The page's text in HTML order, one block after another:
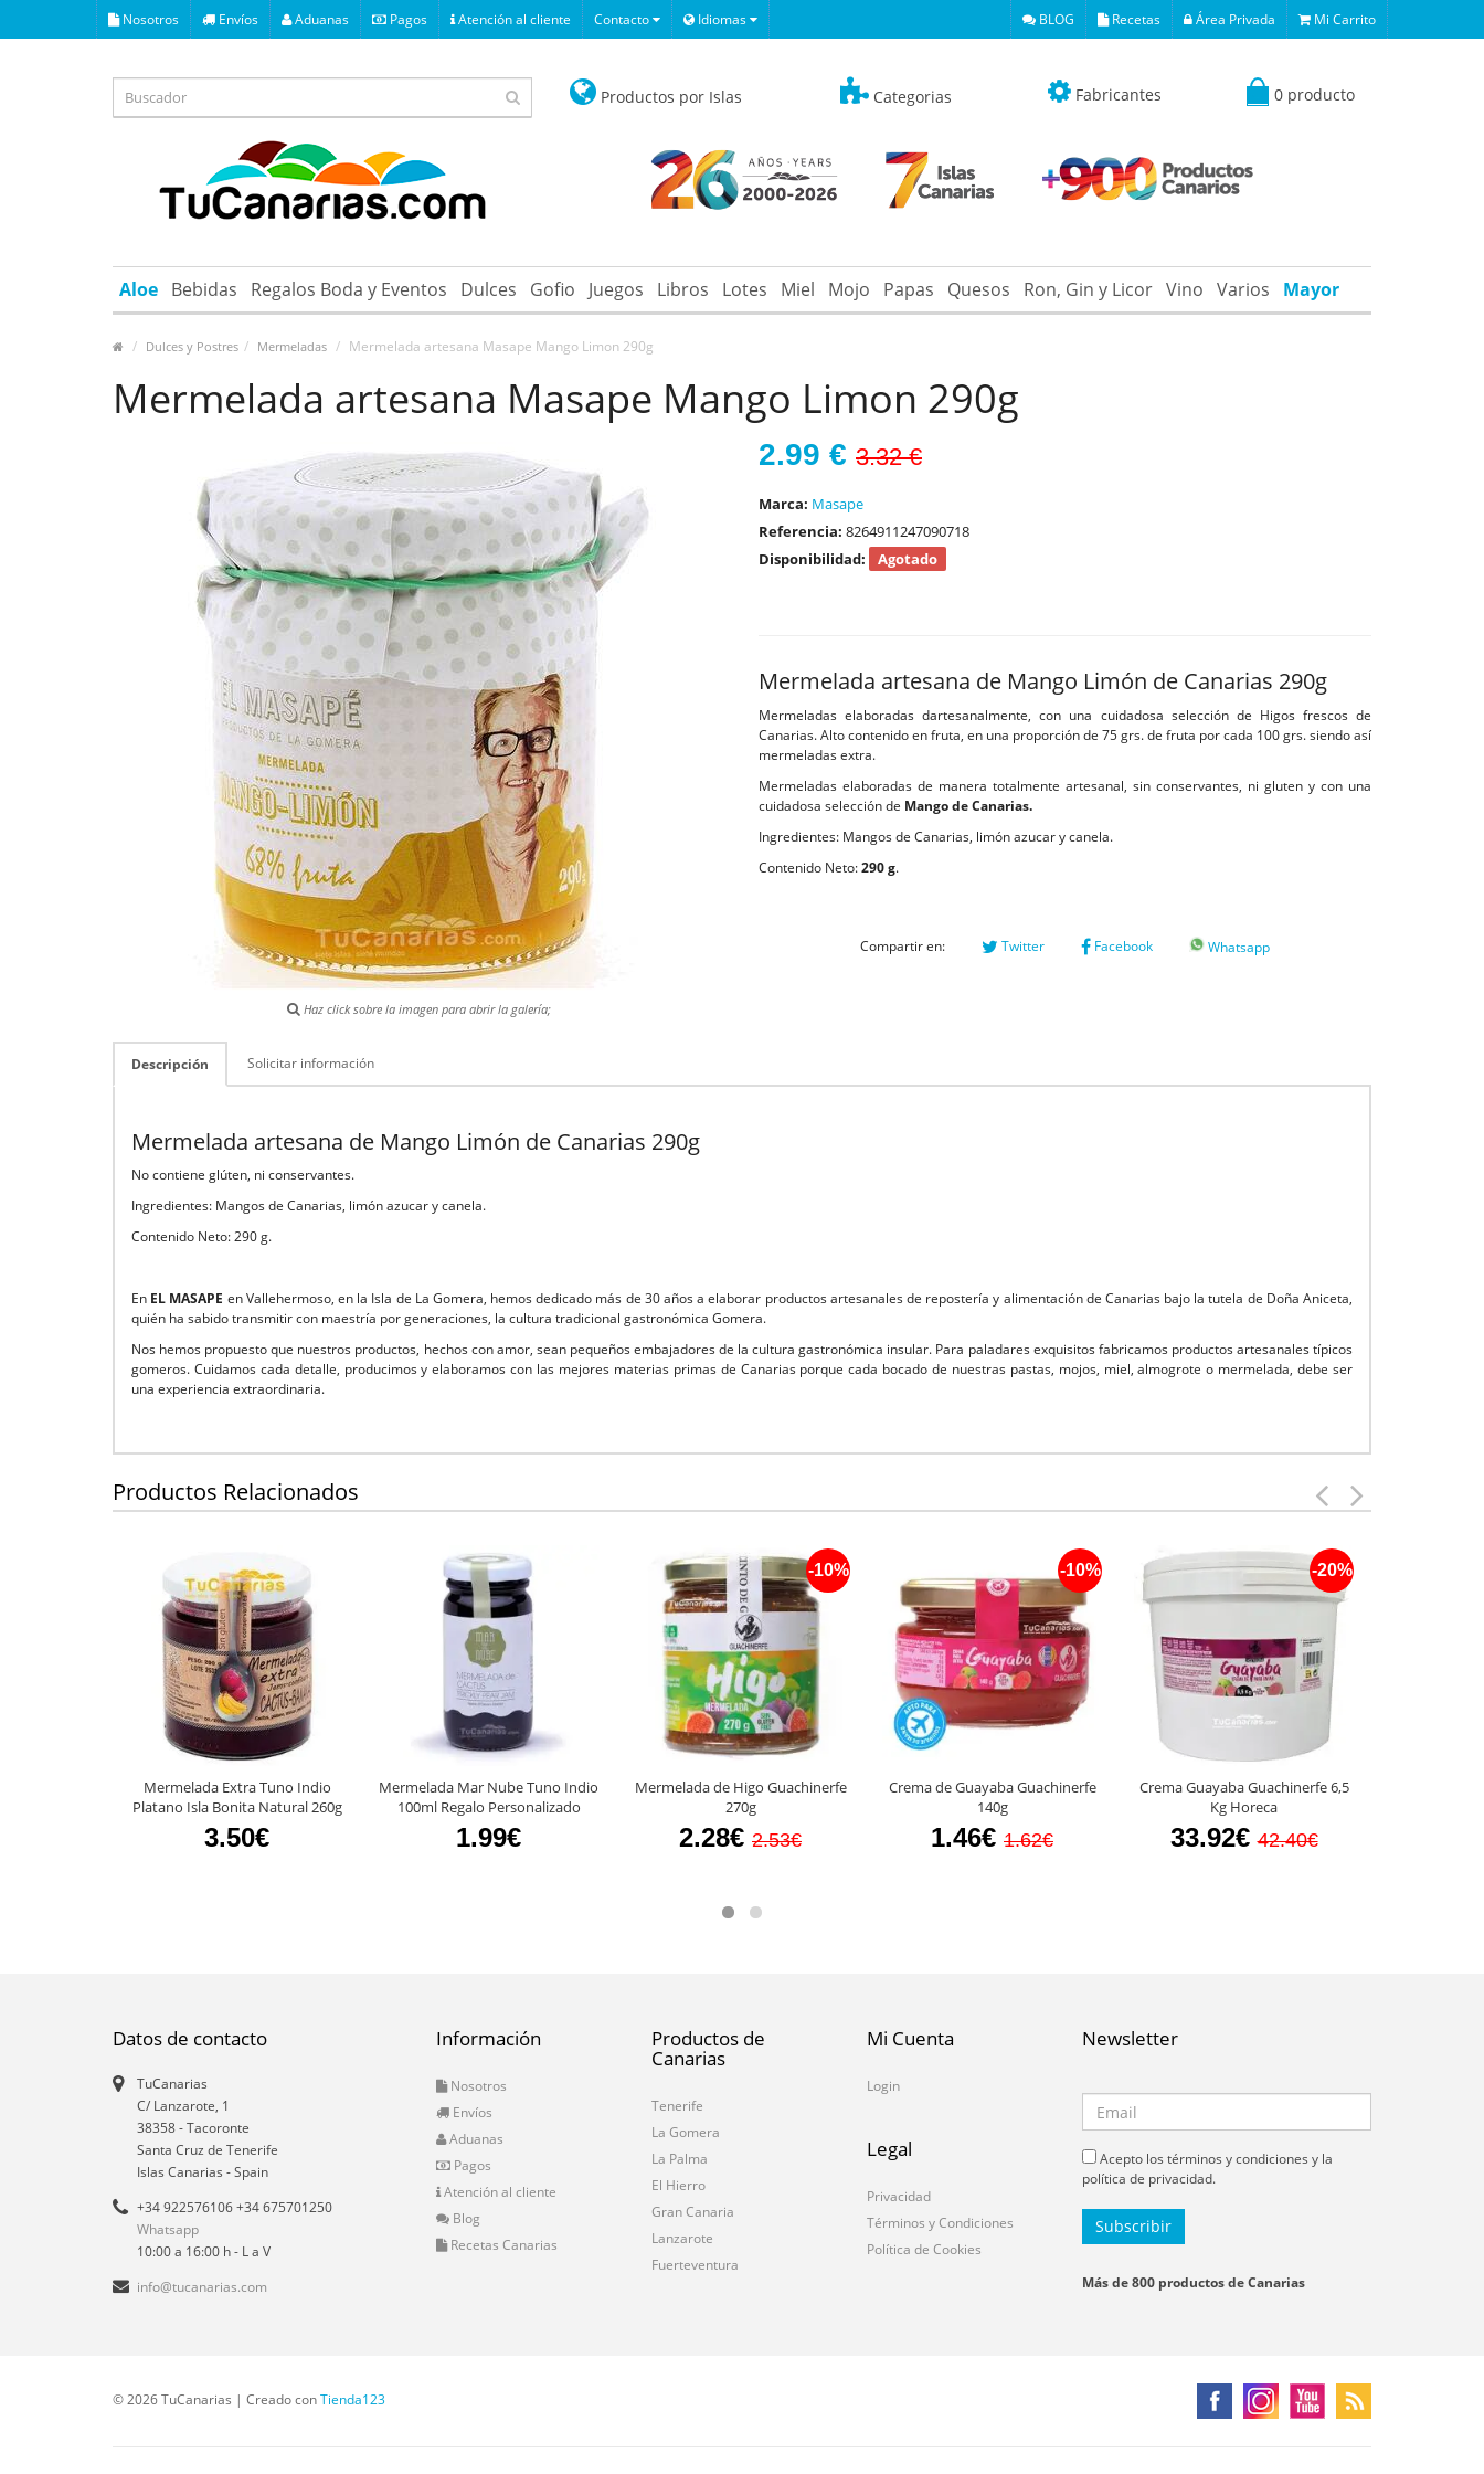
Nosotros Envíos Aduanas Pagos Atención al cliente Contacto Idiomas BLOG Recetas Área Privada Mi Carrito
Productos por Islas Categorias Fabricantes 0 producto
Aloe Bebidas Regalos Boda y Eventos Dulces Gofio Juegos Libros Lotes Miel Mojo Papas Quesos Ron, Gin y Licor Vino Varios Mayor
Dulces y Postres Mermeladas Mermelada artesana Masape Mango Limon 290g
Mermelada artesana Masape Mango Limon 290g
Haz click sobre la imagen para abrir la galería;
2.99 € 3.32 €
Marca: Masape
Referencia: 8264911247090718
Disponibilidad:
Agotado
Mermelada artesana de Mango Limón de Canarias 290g
Mermeladas elaboradas dartesanalmente, con una cuidadosa selección de Higos frescos de
Canarias. Alto contenido en fruta, en una proporción de 75 grs. de fruta por cada 100 grs. siendo así
mermeladas extra.
Mermeladas elaboradas de manera totalmente artesanal, sin conservantes, ni gluten y con una
cuidadosa selección de Mango de Canarias.
Ingredientes: Mangos de Canarias, limón azucar y canela.
Contenido Neto:290 g.
Compartir en: Twitter Facebook Whatsapp
Descripción Solicitar información
Mermelada artesana de Mango Limón de Canarias 290g
No contiene glúten, ni conservantes.
Ingredientes: Mangos de Canarias, limón azucar y canela.
Contenido Neto: 290 g.
En EL MASAPE en Vallehermoso, en la Isla de La Gomera, hemos dedicado más de 30 años a elaborar productos artesanales de repostería y alimentación de Canarias bajo la tutela de Doña Aniceta,
quién ha sabido transmitir con maestría por generaciones, la cultura tradicional gastronómica Gomera.
Nos hemos propuesto que nuestros productos, hechos con amor, sean pequeños embajadores de la cultura gastronómica insular. Para paladares exquisitos fabricamos productos artesanales típicos
gomeros. Cuidamos cada detalle, producimos y elaboramos con las mejores materias primas de Canarias porque cada bocado de nuestras pastas, mojos, miel, almogrote o mermelada, debe ser
una experiencia extraordinaria.
Productos Relacionados
Mermelada Extra Tuno Indio
Platano Isla Bonita Natural 260g
3.50€
Mermelada Mar Nube Tuno Indio
100ml Regalo Personalizado
1.99€
Mermelada de Higo Guachinerfe
270g
2.28€
-10%
2.53€
Crema de Guayaba Guachinerfe
140g
1.46€
-10%
1.62€
Crema Guayaba Guachinerfe 6,5
Kg Horeca
33.92€
-20%
42.40€
Datos de contacto
TuCanarias
C/ Lanzarote, 1
38358-Tacoronte
Santa Cruz de Tenerife
Islas Canarias - Spain
+34 922576106 +34 675701250
Whatsapp
10:00 a 16:00 h - L a V
info@tucanarias.com
Información
Nosotros
Envíos
Aduanas
Pagos
Atención al cliente
Blog
Recetas Canarias
Productos de
Canarias
Tenerife
La Gomera
La Palma
El Hierro
Gran Canaria
Lanzarote
Fuerteventura
Mi Cuenta
Login
Legal
Privacidad
Términos y Condiciones
Política de Cookies
Newsletter
Acepto los términos y condiciones y la
política de privacidad.
Más de 800 productos de Canarias
© 2026 TuCanarias | Creado conTienda123